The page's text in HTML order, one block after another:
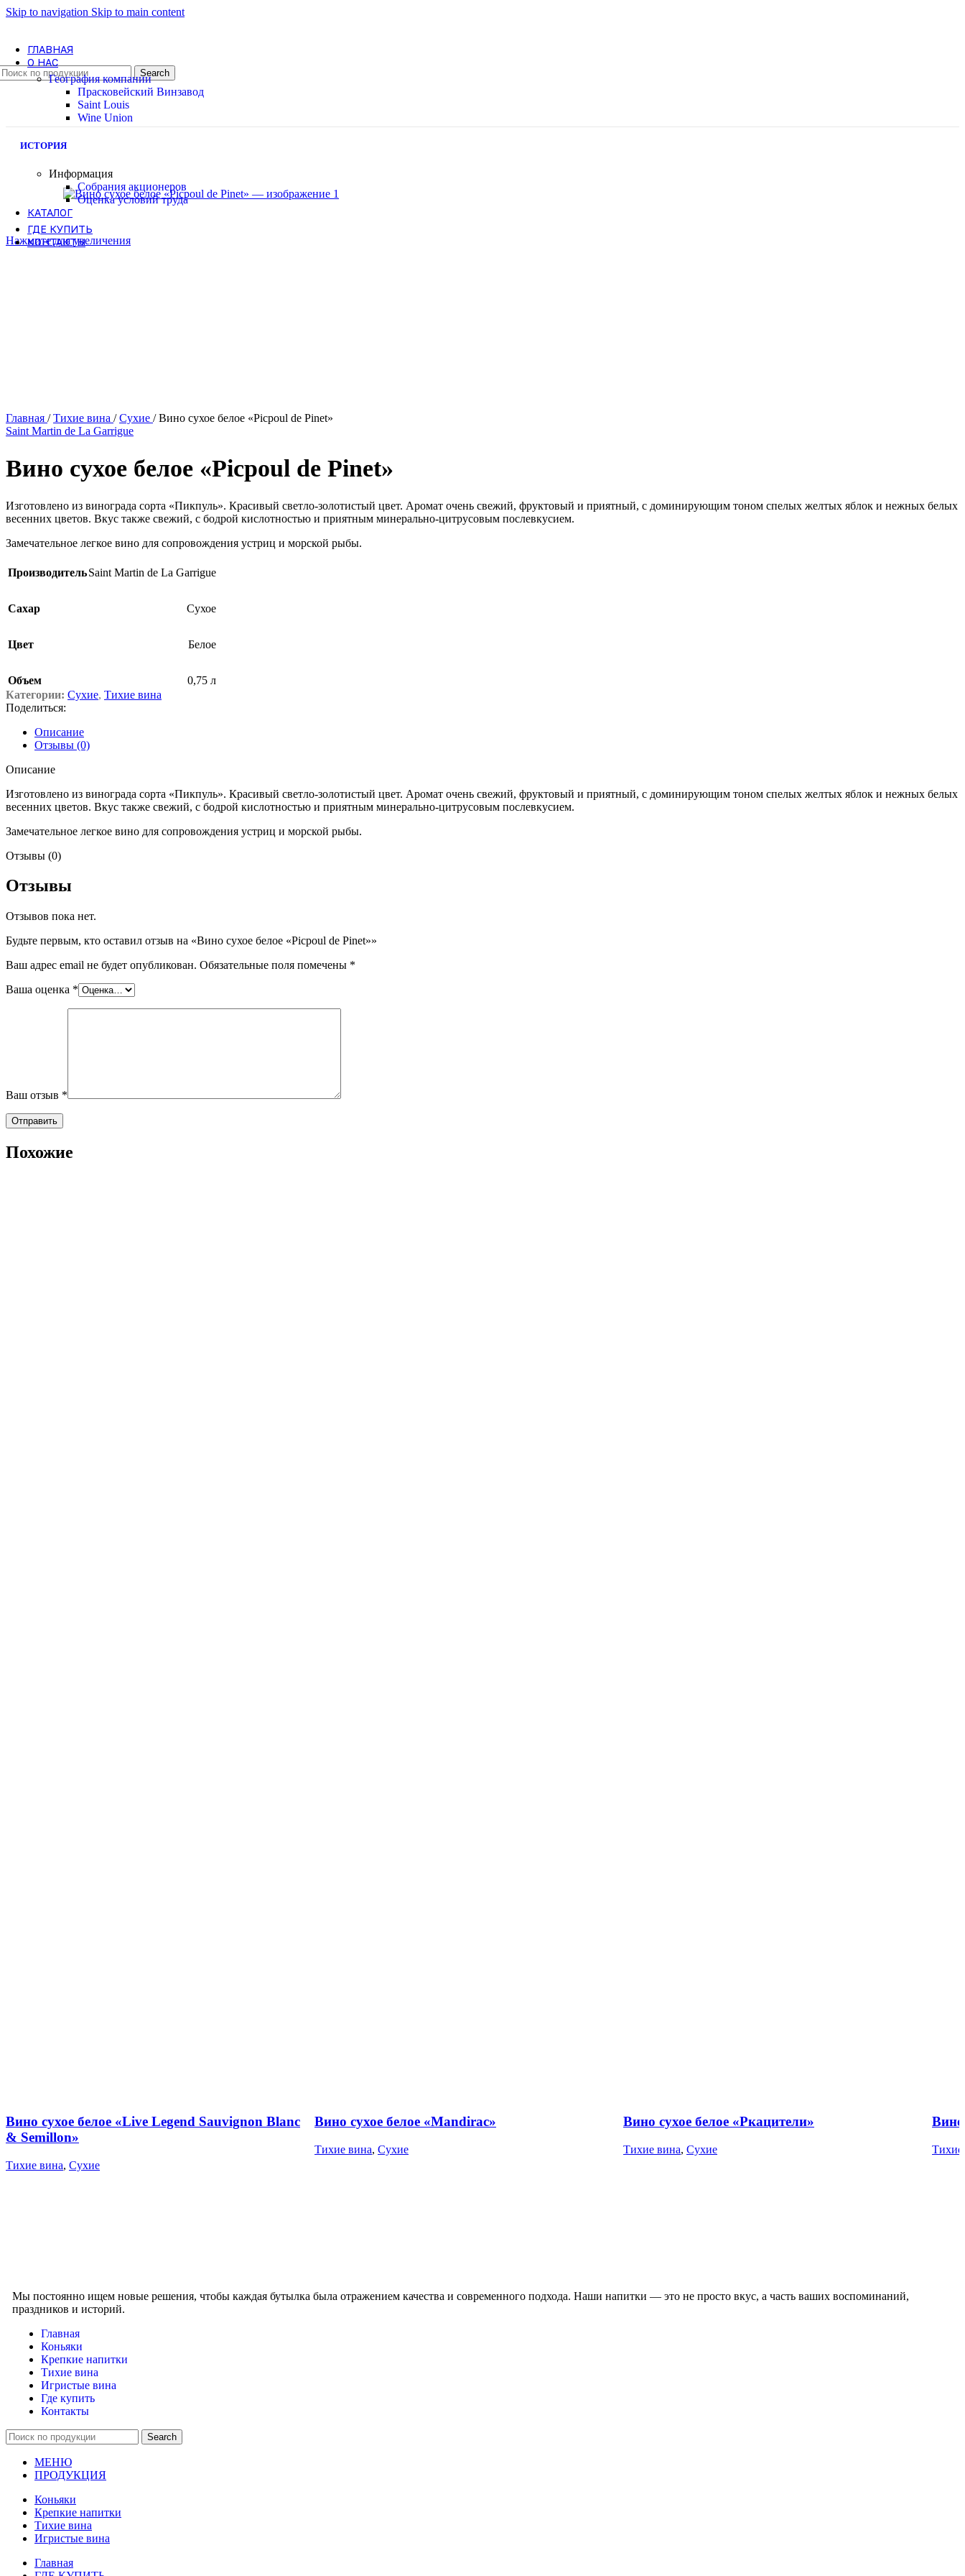
Skip to navigation Skip to main content
Search
ГЛАВНАЯ
О НАС
География компании
Прасковейский Винзавод
Saint Louis
Wine Union
ИСТОРИЯ
Информация
Собрания акционеров
Оценка условий труда
КАТАЛОГ
ГДЕ КУПИТЬ
КОНТАКТЫ
Нажмите для увеличения
Главная / Тихие вина / Сухие / Вино сухое белое «Picpoul de Pinet»
Saint Martin de La Garrigue
Вино сухое белое «Picpoul de Pinet»
Изготовлено из винограда сорта «Пикпуль». Красивый светло-золотистый цвет. Аромат очень свежий, фруктовый и приятный, с доминирующим тоном спелых желтых яблок и нежных белых
весенних цветов. Вкус также свежий, с бодрой кислотностью и приятным минерально-цитрусовым послевкусием.
Замечательное легкое вино для сопровождения устриц и морской рыбы.
ПроизводительSaint Martin de La Garrigue
Сахар Сухое
Цвет Белое
Объем
0,75 л
Категории: Сухие, Тихие вина
Поделиться:
Описание
Отзывы (0)
Описание
Изготовлено из винограда сорта «Пикпуль». Красивый светло-золотистый цвет. Аромат очень свежий, фруктовый и приятный, с доминирующим тоном спелых желтых яблок и нежных белых
весенних цветов. Вкус также свежий, с бодрой кислотностью и приятным минерально-цитрусовым послевкусием.
Замечательное легкое вино для сопровождения устриц и морской рыбы.
Отзывы (0)
Отзывы
Отзывов пока нет.
Будьте первым, кто оставил отзыв на «Вино сухое белое «Picpoul de Pinet»»
Ваш адрес email не будет опубликован. Обязательные поля помечены *
Ваша оценка *
Ваш отзыв *
Похожие
Вино сухое белое «Live Legend Sauvignon Blanc
& Semillon»
Тихие вина, Сухие
Вино сухое белое «Mandirac»
Тихие вина, Сухие
Вино сухое белое «Ркацители»
Тихие вина, Сухие
Вино
Тихие
Мы постоянно ищем новые решения, чтобы каждая бутылка была отражением качества и современного подхода. Наши напитки — это не просто вкус, а часть ваших воспоминаний,
праздников и историй.
Главная
Коньяки
Крепкие напитки
Тихие вина
Игристые вина
Где купить
Контакты
Search
МЕНЮ
ПРОДУКЦИЯ
Коньяки
Крепкие напитки
Тихие вина
Игристые вина
Главная